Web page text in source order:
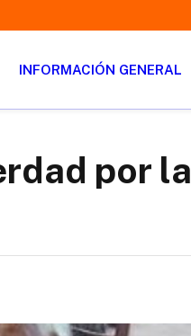
INFORMACIÓN GENERAL
por la